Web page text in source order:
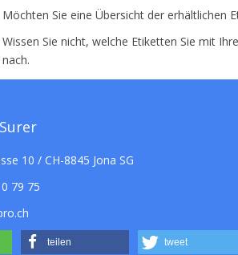
Möchten Sie eine Übersicht der erhältlichen
Wissen Sie nicht, welche Etiketten Sie mit
nach.
10 / CH-8845 Jona SG
79 75
teilen tweet